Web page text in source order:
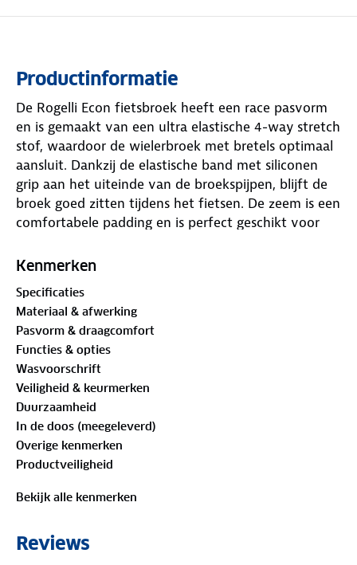
Productinformatie
De Rogelli Econ fietsbroek heeft een race pasvorm
en is gemaakt van een ultra elastische 4-way stretch
stof, waardoor de wielerbroek met bretels optimaal
aansluit. Dankzij de elastische band met siliconen
grip aan het uiteinde van de broekspijpen, blijft de
broek goed zitten tijdens het fietsen. De zeem is een
comfortabele padding en is perfect geschikt voor
afstand en de liefde voor de wielersport te
fietsbroek voor jou!
Kenmerken
Specificaties
Materiaal & afwerking
Pasvorm & draagcomfort
Functies & opties
Wasvoorschrift
Veiligheid & keurmerken
Duurzaamheid
In de doos (meegeleverd)
Overige kenmerken
Productveiligheid
Bekijk alle kenmerken
Reviews